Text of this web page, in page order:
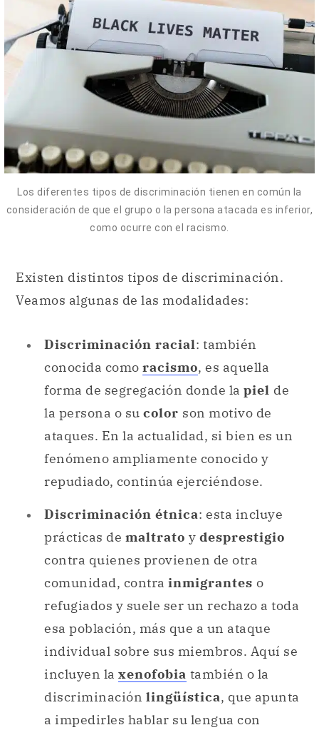
Los diferentes tipos de discriminación tienen en común la
consideración de que el grupo o la persona atacada es inferior,
como ocurre con el racismo.
Existen distintos tipos de discriminación.
Veamos algunas de las modalidades:
Discriminación racial: también
conocida como racismo, es aquella
forma de segregación donde la piel de
la persona o su color son motivo de
ataques. En la actualidad, si bien es un
fenómeno ampliamente conocido y
repudiado, continúa ejerciéndose.
Discriminación étnica: esta incluye
prácticas de maltrato y desprestigio
contra quienes provienen de otra
comunidad, contra inmigrantes o
refugiados y suele ser un rechazo a toda
esa población, más que a un ataque
individual sobre sus miembros. Aquí se
incluyen la xenofobia también o la
discriminación lingüística, que apunta
a impedirles hablar su lengua con